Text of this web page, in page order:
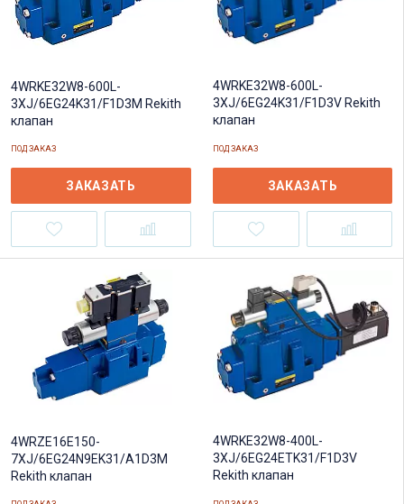
4WRKE32W8-600L-
3XJ/6EG24K31/F1D3M Rekith
клапан
ПОД ЗАКАЗ
ЗАКАЗАТЬ
4WRKE32W8-600L-
3XJ/6EG24K31/F1D3V Rekith
клапан
ПОД ЗАКАЗ
ЗАКАЗАТЬ
4WRZE16E150-
7XJ/6EG24N9EK31/A1D3M
Rekith клапан
4WRKE32W8-400L-
3XJ/6EG24ETK31/F1D3V
Rekith клапан